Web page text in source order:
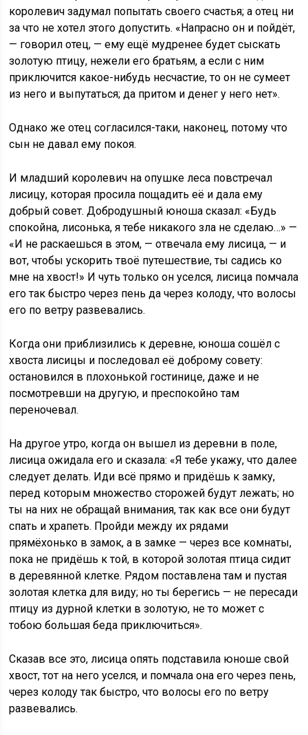
королевич задумал попытать своего счастья; а отец ни
за что не хотел этого допустить. «Напрасно он и пойдёт,
— говорил отец, — ему ещё мудренее будет сыскать
золотую птицу, нежели его братьям, а если с ним
приключится какое-нибудь несчастие, то он не сумеет
из него и выпутаться; да притом и денег у него нет».
Однако же отец согласился-таки, наконец, потому что
сын не давал ему покоя.
И младший королевич на опушке леса повстречал
лисицу, которая просила пощадить её и дала ему
добрый совет. Добродушный юноша сказал: «Будь
спокойна, лисонька, я тебе никакого зла не сделаю…» —
«И не раскаешься в этом, — отвечала ему лисица, — и
вот, чтобы ускорить твоё путешествие, ты садись ко
мне на хвост!» И чуть только он уселся, лисица помчала
его так быстро через пень да через колоду, что волосы
его по ветру развевались.
Когда они приблизились к деревне, юноша сошёл с
хвоста лисицы и последовал её доброму совету:
остановился в плохонькой гостинице, даже и не
посмотревши на другую, и преспокойно там
переночевал.
На другое утро, когда он вышел из деревни в поле,
лисица ожидала его и сказала: «Я тебе укажу, что далее
следует делать. Иди всё прямо и придёшь к замку,
перед которым множество сторожей будут лежать; но
ты на них не обращай внимания, так как все они будут
спать и храпеть. Пройди между их рядами
прямёхонько в замок, а в замке — через все комнаты,
пока не придёшь к той, в которой золотая птица сидит
в деревянной клетке. Рядом поставлена там и пустая
золотая клетка для виду; но ты берегись — не пересади
птицу из дурной клетки в золотую, не то может с
тобою большая беда приключиться».
Сказав все это, лисица опять подставила юноше свой
хвост, тот на него уселся, и помчала она его через пень,
через колоду так быстро, что волосы его по ветру
развевались.